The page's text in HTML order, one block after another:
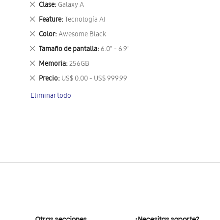
Clase Galaxy A
Eliminar
este
artículo
Feature Tecnología AI
Eliminar
este
artículo
Color Awesome Black
Eliminar
este
artículo
Tamaño de pantalla 6.0" - 6.9"
Eliminar
este
artículo
Memoria 256GB
Eliminar
este
artículo
Precio US$ 0.00 - US$ 999.99
Eliminar
artículo
Eliminar todo